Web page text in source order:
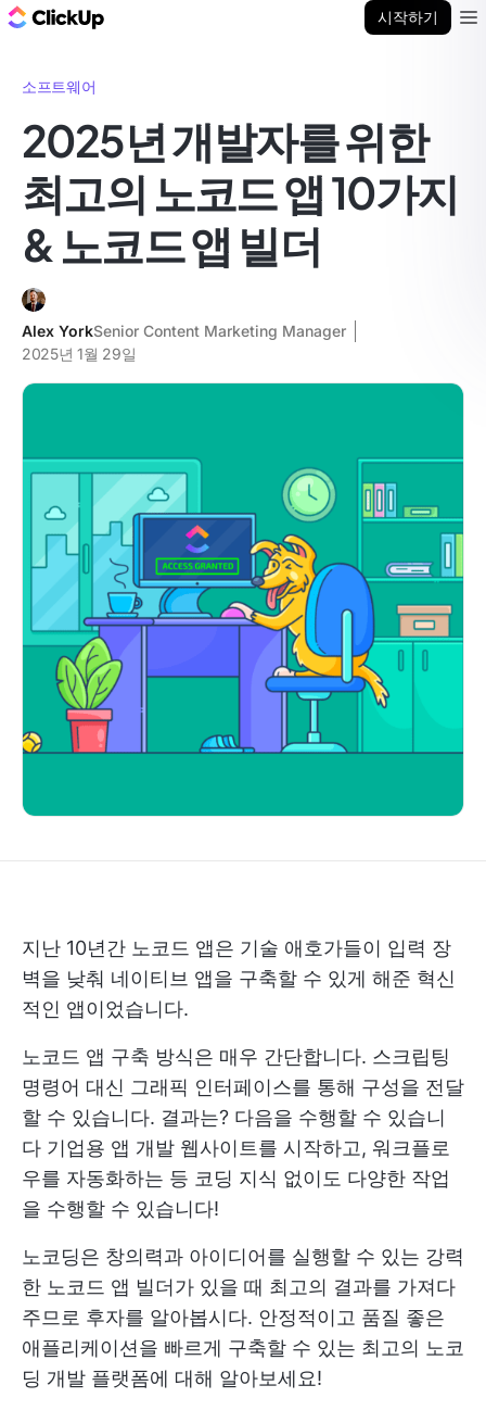
시작하기
소프트웨어
2025년 개발자를 위한
최고의 노코드 앱 10가지
& 노코드 앱 빌더
Alex YorkSenior Content Marketing Manager
2025년 1월 29일
지난 10년간 노코드 앱은 기술 애호가들이 입력 장
벽을 낮춰 네이티브 앱을 구축할 수 있게 해준 혁신
적인 앱이었습니다.
노코드 앱 구축 방식은 매우 간단합니다. 스크립팅
명령어 대신 그래픽 인터페이스를 통해 구성을 전달
할 수 있습니다. 결과는? 다음을 수행할 수 있습니
다 기업용 앱 개발 웹사이트를 시작하고, 워크플로
우를 자동화하는 등 코딩 지식 없이도 다양한 작업
을 수행할 수 있습니다!
노코딩은 창의력과 아이디어를 실행할 수 있는 강력
한 노코드 앱 빌더가 있을 때 최고의 결과를 가져다
주므로 후자를 알아봅시다. 안정적이고 품질 좋은
애플리케이션을 빠르게 구축할 수 있는 최고의 노코
딩 개발 플랫폼에 대해 알아보세요!